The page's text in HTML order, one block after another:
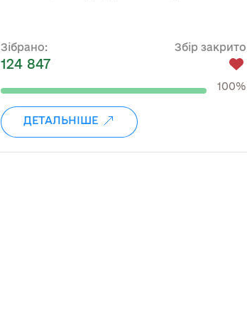
Зібрано:
124 847
Збір закрито
100%
ДЕТАЛЬНІШЕ